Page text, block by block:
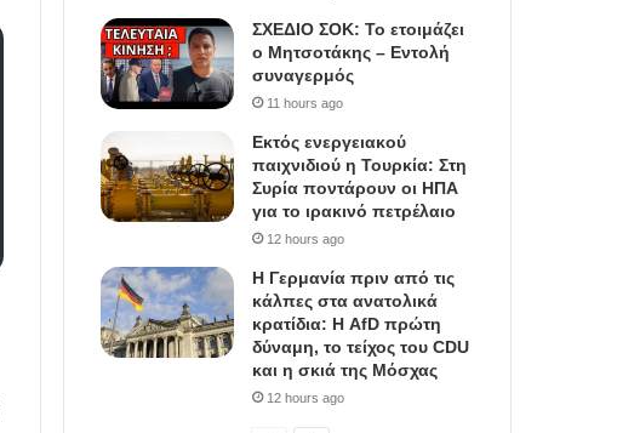
ΣΧΕΔΙΟ ΣΟΚ: Το ετοιμάζει
ο Μητσοτάκης – Εντολή
συναγερμός
11 hours ago
Εκτός ενεργειακού
παιχνιδιού η Τουρκία: Στη
Συρία ποντάρουν οι ΗΠΑ
για το ιρακινό πετρέλαιο
12 hours ago
Η Γερμανία πριν από τις
κάλπες στα ανατολικά
κρατίδια: Η AfD πρώτη
δύναμη, το τείχος του CDU
και η σκιά της Μόσχας
12 hours ago